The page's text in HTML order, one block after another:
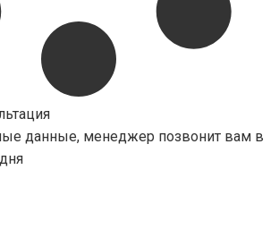
данные, менеджер позвонит вам в